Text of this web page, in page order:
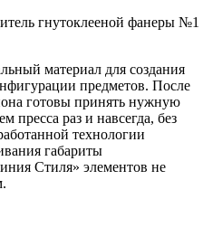
гнутоклееной фанеры №1
материал для создания
предметов. После
готовы принять нужную
пресса раз и навсегда, без
технологии
габариты
Стиля» элементов не